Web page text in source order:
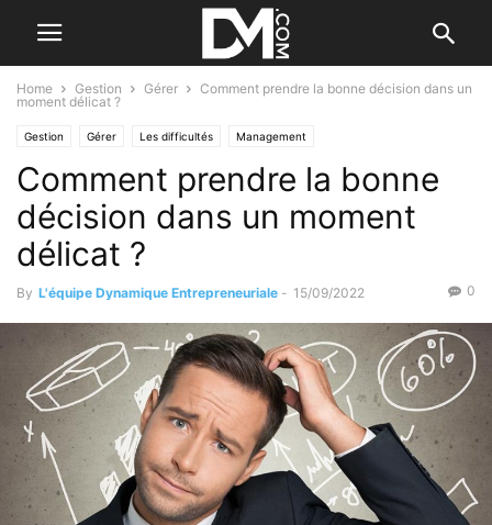
Home Gestion Gérer
Comment prendre la bonne décision dans un
moment délicat ?
Gestion Gérer Les difficultés Management
Comment prendre la bonne
décision dans un moment
délicat ?
By L'équipe Dynamique Entrepreneuriale - 15/09/2022 0